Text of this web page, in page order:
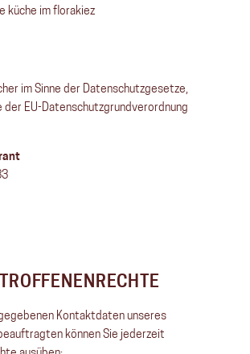
küche im florakiez
im Sinne der Datenschutzgesetze,
der EU-Datenschutzgrundverordnung
Kontaktdaten unseres
können Sie jederzeit